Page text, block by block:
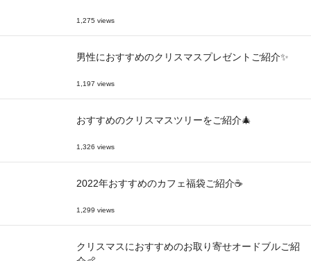
1,275 views
男性におすすめのクリスマスプレゼントご紹介✨
1,197 views
おすすめのクリスマスツリーをご紹介🎄
1,326 views
2022年おすすめのカフェ福袋ご紹介☕
1,299 views
クリスマスにおすすめのお取り寄せオードブルご紹